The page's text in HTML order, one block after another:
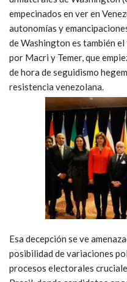
empecinados en ver en
autonomías y
de Washington es también
por Macri y Temer, que
de hora de seguidismo
resistencia venezolana.
Esa decepción se ve
posibilidad de variaciones
procesos electorales